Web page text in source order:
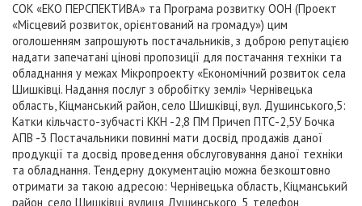
СОК «ЕКО ПЕРСПЕКТИВА» та Програма розвитку ООН (Проект
«Місцевий розвиток, орієнтований на громаду») цим
оголошенням запрошують постачальників, з доброю репутацією
надати запечатані цінові пропозиції для постачання техніки та
обладнання у межах Мікропроекту «Економічний розвиток села
Шишківці. Надання послуг з обробітку землі» Чернівецька
область, Кіцманський район, село Шишківці, вул. Душинського,5:
Катки кільчасто-зубчасті ККН -2,8 ПМ Причеп ПТС-2,5У Бочка
АПВ -3 Постачальники повинні мати досвід продажів даної
продукції та досвід проведення обслуговування даної техніки
та обладнання. Тендерну документацію можна безкоштовно
отримати за такою адресою: Чернівецька область, Кіцманський
район, село Шишківці, вулиця Душинського, 5, телефон